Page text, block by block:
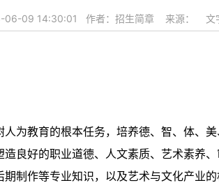
06-09 14:30:01 作者：招生简章 来源： 文
人为教育的根本任务，培养德、智、体、
造良好的职业道德、人文素质、艺术素养
期制作等专业知识，以及艺术与文化产业